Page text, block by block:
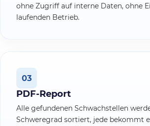
ohne Zugriff auf interne Daten, ohne
laufenden Betrieb.
03
PDF-Report
Alle gefundenen Schwachstellen
Schweregrad sortiert, jede bekommt